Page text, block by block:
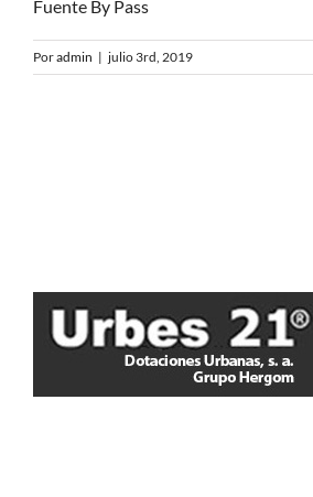
Fuente By Pass
Poradmin | julio 3rd, 2019